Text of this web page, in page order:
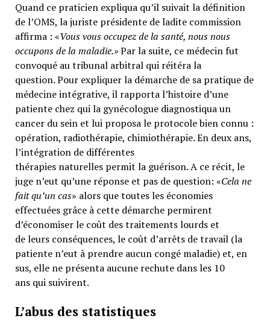
Quand ce praticien expliqua qu’il suivait la définition
de l’OMS, la juriste présidente de ladite commission
affirma : «Vous vous occupez de la santé, nous nous
occupons de la maladie.»Par la suite, ce médecin fut
convoqué au tribunal arbitral qui réitéra la
question. Pour expliquer la démarche de sa pratique de
médecine intégrative, il rapporta l’histoire d’une
patiente chez qui la gynécologue diagnostiqua un
cancer du sein et lui proposa le protocole bien connu :
opération, radiothérapie, chimiothérapie. En deux ans,
l’intégration de différentes
thérapies naturelles permit la guérison. A ce récit, le
juge n’eut qu’une réponse et pas de question: «Cela ne
fait qu’un cas» alors que toutes les économies
effectuées grâce à cette démarche permirent
d’économiser le coût des traitements lourds et
de leurs conséquences, le coût d’arrêts de travail (la
patiente n’eut à prendre aucun congé maladie) et, en
sus, elle ne présenta aucune rechute dans les 10
ans qui suivirent.
L’abus des statistiques